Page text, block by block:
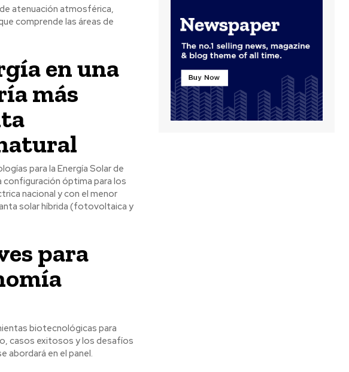
atenuación atmosférica,
comprende las áreas de
en una
más
para la Energía Solar de
configuración óptima para los
nacional y con el menor
solar híbrida (fotovoltaica y
para
biotecnológicas para
abordará en el panel.